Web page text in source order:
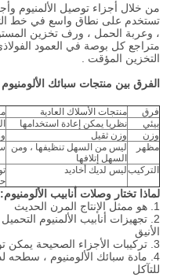
من خلال أجزاء توصيل الألمنيوم
تستخدم على نطاق واسع في خط
، وعربة الحمل ، ورف تخزين
متراجع كل بوصة في العمود
التخزين المؤقت .
الفرق بين منتجات سبائك
فرق منتجات الأسلاك العادية
بيئي
نظريا يمكن إعادة استخدامها
وزن
وزن ثقيل
مظهر
ليس من السهل تنظيفها ، ومن
السهل إتلافها
التركيبليس لديك أخاديد
لماذا تختار وصلات أنابيب الألومنيوم:
1. هو ممثل الإنتاج المرن الحديث
2. تجهيزات أنابيب الألمنيوم
الأنيق
3. تركيبات الأجزاء الصحيحة يمكن توصيلها بسرعة مع الملحقات الأخرى
4. مادة سبائك الألومنيوم ، سطحه
للتآكل